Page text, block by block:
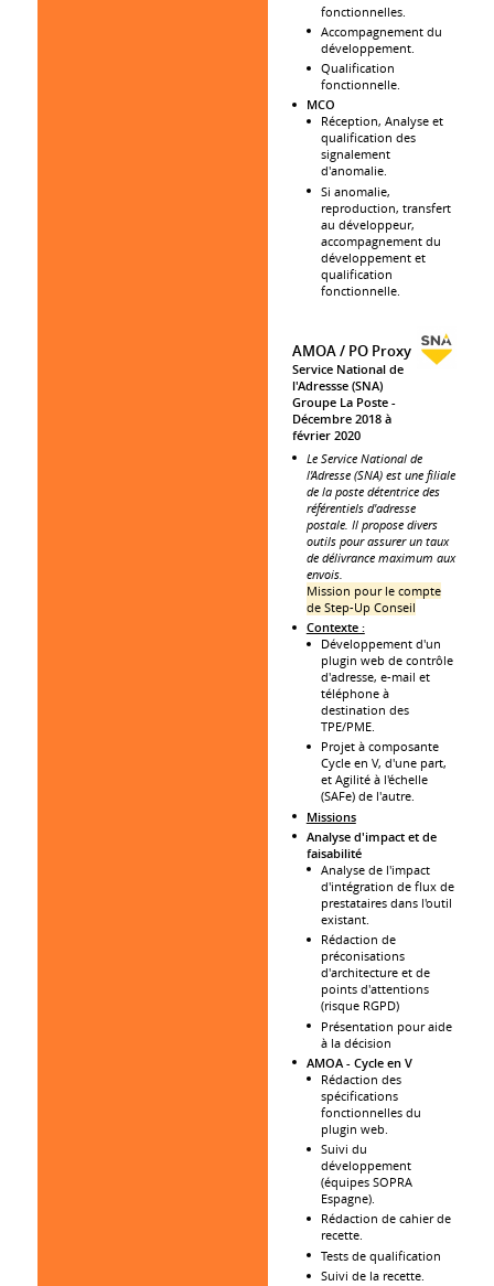
fonctionnelles.
Accompagnement du
développement.
Qualification
fonctionnelle.
MCO
Réception, Analyse et
qualification des
signalement
d'anomalie.
Si anomalie,
reproduction, transfert
au développeur,
accompagnement du
développement et
qualification
fonctionnelle.
AMOA / PO Proxy
Service National de
l'Adressse (SNA)
Groupe La Poste
Décembre 2018 à
février 2020
Le Service National de
l'Adresse (SNA) est une filiale
de la poste détentrice des
référentiels d'adresse
postale. Il propose divers
outils pour assurer un taux
de délivrance maximum aux
envois.
Mission pour le compte
de Step-Up Conseil
Contexte :
Développement d'un
plugin web de contrôle
d'adresse, e-mail et
téléphone à
destination des
TPE/PME.
Projet à composante
Cycle en V, d'une part,
et Agilité à l'échelle
(SAFe) de l'autre.
Missions
Analyse d'impact et de
faisabilité
Analyse de l'impact
d'intégration de flux de
prestataires dans l'outil
existant.
Rédaction de
préconisations
d'architecture et de
points d'attentions
(risque RGPD)
Présentation pour aide
à la décision
AMOA - Cycle en V
Rédaction des
spécifications
fonctionnelles du
plugin web.
Suivi du
développement
(équipes SOPRA
Espagne).
Rédaction de cahier de
recette.
Tests de qualification
Suivi de la recette.